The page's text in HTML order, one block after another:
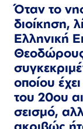
Όταν το
διοίκηση,
Ελληνική
Θεοδώρους
οποίου
του 20ου
σεισμό,
ακριβώς